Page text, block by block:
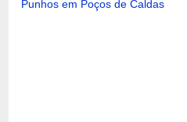
Punhos em Poços de Caldas